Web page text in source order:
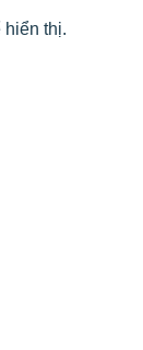
hiển thị.